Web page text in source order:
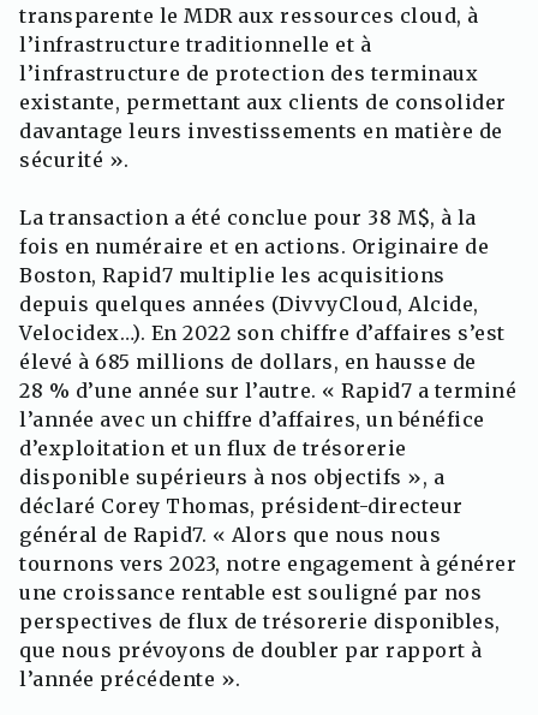
transparente le MDR aux ressources cloud, à
l’infrastructure traditionnelle et à
l’infrastructure de protection des terminaux
existante, permettant aux clients de consolider
davantage leurs investissements en matière de
sécurité ».
La transaction a été conclue pour 38 M$, à la
fois en numéraire et en actions. Originaire de
Boston, Rapid7 multiplie les acquisitions
depuis quelques années (DivvyCloud, Alcide,
Velocidex…). En 2022 son chiffre d’affaires s’est
élevé à 685 millions de dollars, en hausse de
28 % d’une année sur l’autre. « Rapid7 a terminé
l’année avec un chiffre d’affaires, un bénéfice
d’exploitation et un flux de trésorerie
disponible supérieurs à nos objectifs », a
déclaré Corey Thomas, président-directeur
général de Rapid7. « Alors que nous nous
tournons vers 2023, notre engagement à générer
une croissance rentable est souligné par nos
perspectives de flux de trésorerie disponibles,
que nous prévoyons de doubler par rapport à
l’année précédente ».